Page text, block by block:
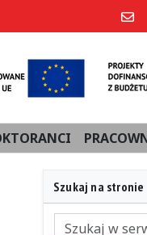
Szukaj na stronie